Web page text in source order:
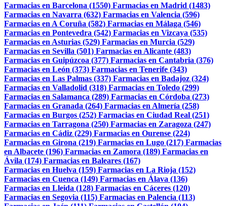
Farmacias en Barcelona (1550) Farmacias en Madrid (1483)
Farmacias en Navarra (632) Farmacias en Valencia (596)
Farmacias en A Coruña (582) Farmacias en Málaga (546)
Farmacias en Pontevedra (542) Farmacias en Vizcaya (535)
Farmacias en Asturias (529) Farmacias en Murcia (529)
Farmacias en Sevilla (501) Farmacias en Alicante (483)
Farmacias en Guipúzcoa (377) Farmacias en Cantabria (376)
Farmacias en León (373) Farmacias en Tenerife (343)
Farmacias en Las Palmas (337) Farmacias en Badajoz (324)
Farmacias en Valladolid (318) Farmacias en Toledo (299)
Farmacias en Salamanca (289) Farmacias en Córdoba (273)
Farmacias en Granada (264) Farmacias en Almería (258)
Farmacias en Burgos (252) Farmacias en Ciudad Real (251)
Farmacias en Tarragona (250) Farmacias en Zaragoza (247)
Farmacias en Cádiz (229) Farmacias en Ourense (224)
Farmacias en Girona (219) Farmacias en Lugo (217) Farmacias
en Albacete (196) Farmacias en Zamora (189) Farmacias en
Ávila (174) Farmacias en Baleares (167)
Farmacias en Huelva (159) Farmacias en La Rioja (152)
Farmacias en Cuenca (149) Farmacias en Álava (136)
Farmacias en Lleida (128) Farmacias en Cáceres (120)
Farmacias en Segovia (115) Farmacias en Palencia (113)